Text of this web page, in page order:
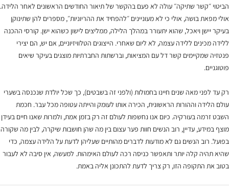
הביטוי ״קשר שתיקה״ עולה לא פעם בהקשר של תיאור החודשים הראשונים לאחר הלידה.
אולי מפאת בושה, אולי כי לא מעוניינים ״להפחיד את ההריוניות״, מספרים להן שתינוקן
בעיקר יישן ויאכל, שהוא יתעורר במהלך הלילה, ממליצים לישון כשהוא ישן. קורסי ההכנה
ללידה מכינים ללידה עצמה, לא ליום שאחרי. הייצוגים הטלוויזיוניים, אם יש, הם יצירי
פנטזיה שמקיימים קשר דל עם המציאות, וברשתות החברתיות מוצגים בעיקר שיאים
פוטוגניים.
רק עד לפני מאה שנים חיינו בחמולות (ולפני זה בשבטים), כך שכל יולדת שנכנסה בשערי
עולם הלידה וההורות הראשונית, הכירה אותו לעומק והייתה עטופה מכל עבר. חכמת
השבט זרמה בעורקיה. כיום אנו נחשפות לעולם זה רק בזמן אמת, ולמרות שאנו חיים בעידן
מוצף במידע, עדיין, רוב הנשים חוות פער עצום בין מה שהן חושבות שיקרה, לבין מה שקורה
בפועל. רוב הנשים גם לא מודעות לדברים מהותיים שעליהן לדעת על הלידה עצמה, כדי
שהיא תהיה קלה יותר ותאפשר כניסה רכה לעולם האימהות. למעשה, אין סיבה לא לעבור
בטוב את התקופה הזו, רק צריך לדעת להתכונן אליה באמת.